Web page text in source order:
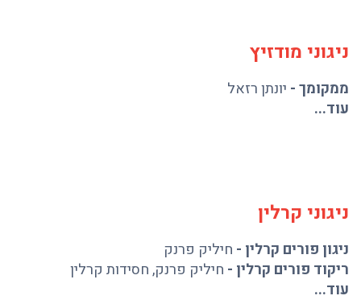
ניגוני מודזיץ
ממקומך- יונתן רזאל
עוד...
ניגוני קרלין
ניגון פורים קרלין - חיליק פרנק
ריקוד פורים קרלין - חיליק פרנק,חסידות קרלין
עוד...